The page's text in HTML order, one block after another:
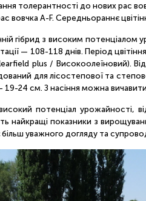
толерантності до нових рас
вовчка A-F. Середньораннє
з високим потенціалом
— 108-118 днів. Період
plus / Високоолеїновий).
для лісостепової та
24 см. З насіння можна
потенціал урожайності,
найкращі показники з
уважного догляду та